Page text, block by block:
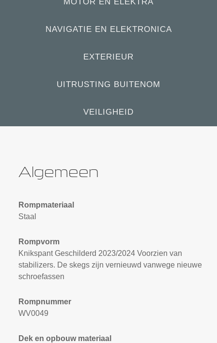
Algemeen
Rompmateriaal
Staal
Rompvorm
Knikspant Geschilderd 2023/2024 Voorzien van
stabilizers. De skegs zijn vernieuwd vanwege nieuwe
schroefassen
Rompnummer
WV0049
Dek en opbouw materiaal
NAVIGATIE EN ELEKTRONICA
EXTERIEUR
UITRUSTING BUITENOM
VEILIGHEID